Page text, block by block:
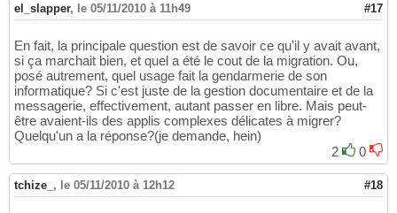
el_slapper, le 05/11/2010 à 11h49 #17
En fait, la principale question est de savoir ce qu'il y avait avant,
si ça marchait bien, et quel a été le cout de la migration. Ou,
posé autrement, quel usage fait la gendarmerie de son
informatique? Si c'est juste de la gestion documentaire et de la
messagerie, effectivement, autant passer en libre. Mais peut-
être avaient-ils des applis complexes délicates à migrer?
Quelqu'un a la réponse?(je demande, hein)
2
0
tchize_ , le 05/11/2010 à 12h12 #18